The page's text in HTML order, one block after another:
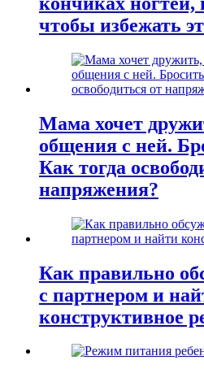
чтобы избежать
Мама хочет
общения с ней.
Как тогда
напряжения?
Как правильно
с партнером и
конструктивное